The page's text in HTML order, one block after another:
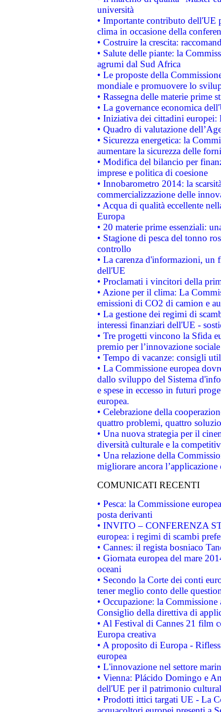
università
• Importante contributo dell'UE
clima in occasione della
• Costruire la crescita:
• Salute delle piante: la
agrumi dal Sud Africa
• Le proposte della
mondiale e promuovere lo
• Rassegna delle materie prime
• La governance economica
• Iniziativa dei cittadini
• Quadro di valutazione
• Sicurezza energetica: la
aumentare la sicurezza delle
• Modifica del bilancio per
imprese e politica di coesione
• Innobarometro 2014: la
commercializzazione delle
• Acqua di qualità eccellente
Europa
• 20 materie prime essenziali:
• Stagione di pesca del tonno
controllo
• La carenza d'informazioni, un
dell'UE
• Proclamati i vincitori della
• Azione per il clima: La
emissioni di CO2 di camion e
• La gestione dei regimi di
interessi finanziari dell'UE -
• Tre progetti vincono la Sfida
premio per l’innovazione sociale
• Tempo di vacanze: consigli
• La Commissione europea
dallo sviluppo del Sistema
e spese in eccesso in futuri
europea.
• Celebrazione della
quattro problemi, quattro
• Una nuova strategia per il
diversità culturale e la
• Una relazione della
migliorare ancora
COMUNICATI RECENTI
• Pesca: la Commissione
posta derivanti
• INVITO – CONFERENZA
europea: i regimi di scambi
• Cannes: il regista bosniaco
• Giornata europea del mare
oceani
• Secondo la Corte dei conti
tener meglio conto delle
• Occupazione: la
Consiglio della direttiva di
• Al Festival di Cannes 21 film
Europa creativa
• A proposito di Europa -
europea
• L'innovazione nel settore
• Vienna: Plácido Domingo e
dell'UE per il patrimonio
• Prodotti ittici targati UE - La